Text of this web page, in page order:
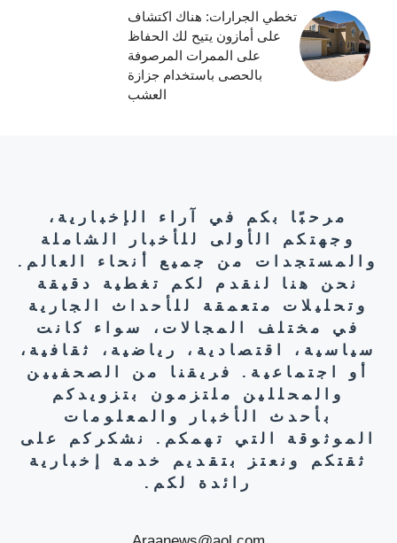
تخطي الجرارات: هناك اكتشاف
على أمازون يتيح لك الحفاظ
على الممرات المرصوفة
بالحصى باستخدام جزازة
العشب
مرحبًا بكم في آراء الإخبارية،
وجهتكم الأولى للأخبار الشاملة
والمستجدات من جميع أنحاء العالم.
نحن هنا لنقدم لكم تغطية دقيقة
وتحليلات متعمقة للأحداث الجارية
في مختلف المجالات، سواء كانت
سياسية، اقتصادية، رياضية، ثقافية،
أو اجتماعية. فريقنا من الصحفيين
والمحللين ملتزمون بتزويدكم
بأحدث الأخبار والمعلومات
الموثوقة التي تهمكم. نشكركم على
ثقتكم ونعتز بتقديم خدمة إخبارية
رائدة لكم.